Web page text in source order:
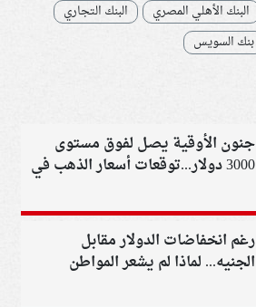
البنك الأهلي المصري
البنك التجاري
بنك السويس
جنون الأوقية يصل لفوق مستوى
3000 دولار...توقعات أسعار الذهب في
رغم انخفاضات الدولار مقابل
الجنيه... لماذا لم يشعر المواطن